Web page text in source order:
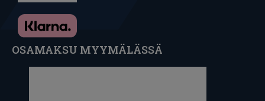
OSAMAKSU MYYMÄLÄSSÄ